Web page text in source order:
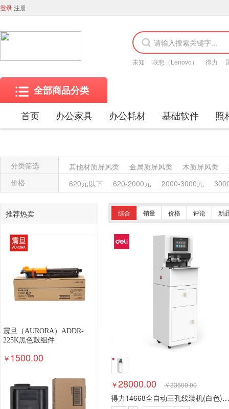
登录注册
未知 联想（Lenovo） 得力
全部商品分类
首页
办公家具 办公耗材 基础软件 照
分类筛选 其他材质屏风类 金属质屏风类 木质屏风类
金属质柜类
保险柜 木质柜类
其他沙发类
竹制、藤制等类似材料沙发类
木骨架沙发类
竹制、藤制等材料椅凳类
木骨架
塑料台、桌类 木制台、桌类
其他床类 藤床类
钢塑床类 钢木床类
特殊照相机 专用照相机
通用摄像机
其他视频会议系统设备
视频会议控制台
传真通信设备 扫描仪
空气净化设备
喷墨打印机
以太网交换机
价格 620元以下 620-2000元 2000-3000元
推荐热卖
震旦（AURORA）ADDR-
225K黑色鼓组件
￥ 1500.00
综合 销量 价格 评论 新
￥28000.00 ￥33600.00
得力14668全自动三孔线装机(白色)(台)